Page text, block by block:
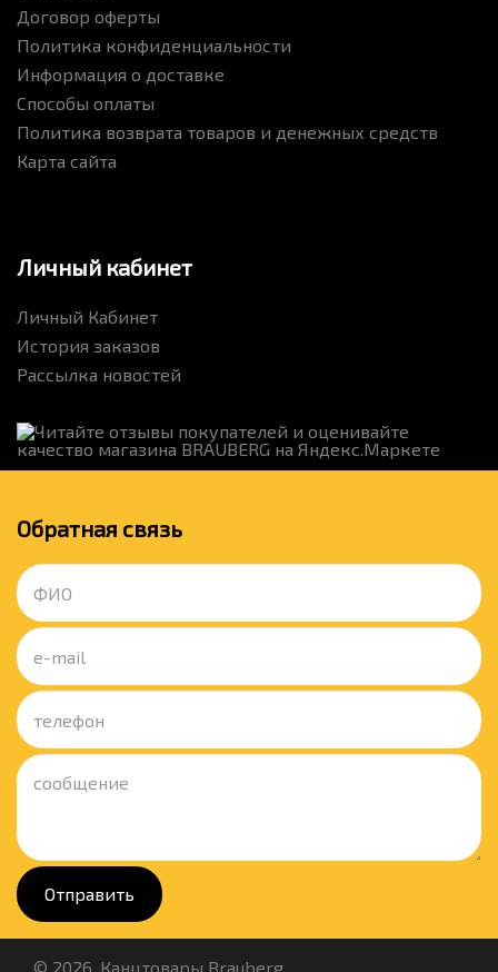
Договор оферты
Политика конфиденциальности
Информация о доставке
Способы оплаты
Политика возврата товаров и денежных средств
Карта сайта
Личный кабинет
Личный Кабинет
История заказов
Рассылка новостей
Обратная связь
Отправить
© 2026. Канцтовары Brauberg